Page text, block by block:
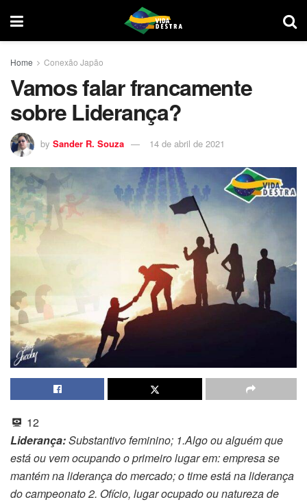
Home Conexão Japão
Vamos falar francamente
sobre Liderança?
by Sander R. Souza 14 de abril de 2021
12
Liderança:Substantivo feminino; 1.Algo ou alguém que
está ou vem ocupando o primeiro lugar em: empresa se
mantém na liderança do mercado; o time está na liderança
do campeonato 2. Ofício, lugar ocupado ou natureza de